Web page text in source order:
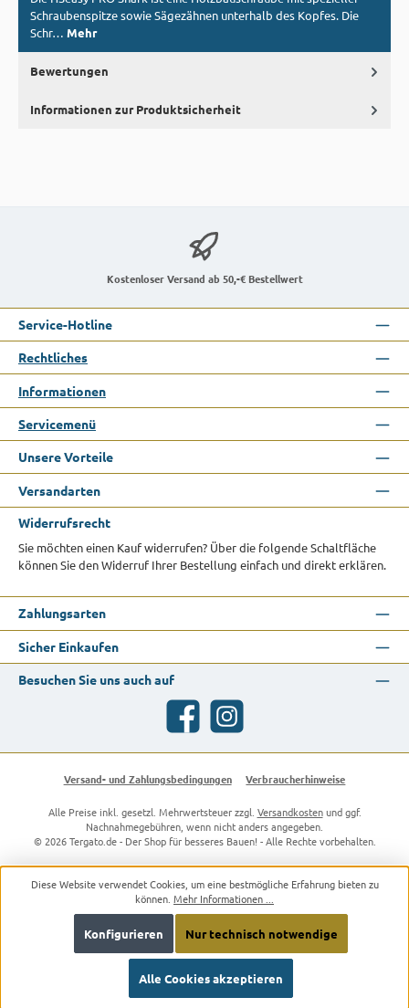
Schraubenspitze sowie Sägezähnen unterhalb des Kopfes. Die
Schr… Mehr
Bewertungen
Informationen zur Produktsicherheit
Kostenloser Versand ab 50,-€ Bestellwert
Service-Hotline
Rechtliches
Informationen
Servicemenü
Unsere Vorteile
Versandarten
Widerrufsrecht
Sie möchten einen Kauf widerrufen? Über die folgende Schaltfläche
können Sie den Widerruf Ihrer Bestellung einfach und direkt erklären.
Zahlungsarten
Sicher Einkaufen
Besuchen Sie uns auch auf
Facebook Instagram
Versand- und Zahlungsbedingungen Verbraucherhinweise
Alle Preise inkl. gesetzl. Mehrwertsteuer zzgl. Versandkostenund ggf.
Nachnahmegebühren, wenn nicht anders angegeben.
© 2026 Tergato.de - Der Shop für besseres Bauen! - Alle Rechte vorbehalten.
Diese Website verwendet Cookies, um eine bestmögliche Erfahrung bieten zu
können. Mehr Informationen ...
Nur technisch notwendige
Konfigurieren
Alle Cookies akzeptieren